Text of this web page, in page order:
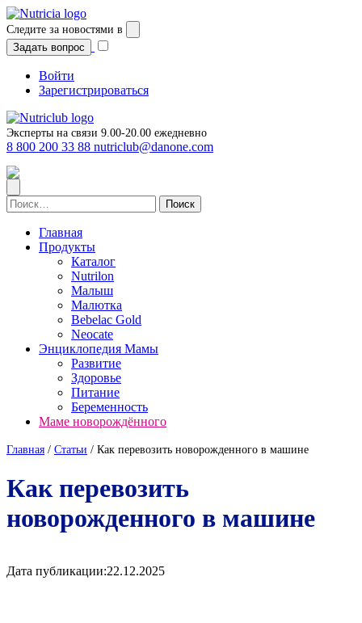
Перейти
к
содержимому
Следите за новостями в
Задать вопрос
Войти
Зарегистрироваться
Эксперты на связи 9.00-20.00 ежедневно
8 800 200 33 88 nutriclub@danone.com
Найти:
Главная
Продукты
Каталог
Nutrilon
Малыш
Малютка
Bebelac Gold
Neocate
Энциклопедия Мамы
Развитие
Здоровье
Питание
Беременность
Маме новорождённого
Главная / Cтатьи / Как перевозить новорожденного в машине
Как перевозить
новорожденного в машине
Дата публикации:22.12.2025